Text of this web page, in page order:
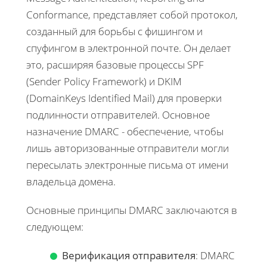
Conformance, представляет собой протокол,
созданный для борьбы с фишингом и
спуфингом в электронной почте. Он делает
это, расширяя базовые процессы SPF
(Sender Policy Framework) и DKIM
(DomainKeys Identified Mail) для проверки
подлинности отправителей. Основное
назначение DMARC - обеспечение, чтобы
лишь авторизованные отправители могли
пересылать электронные письма от имени
владельца домена.
Основные принципы DMARC заключаются в
следующем:
Верификация отправителя: DMARC